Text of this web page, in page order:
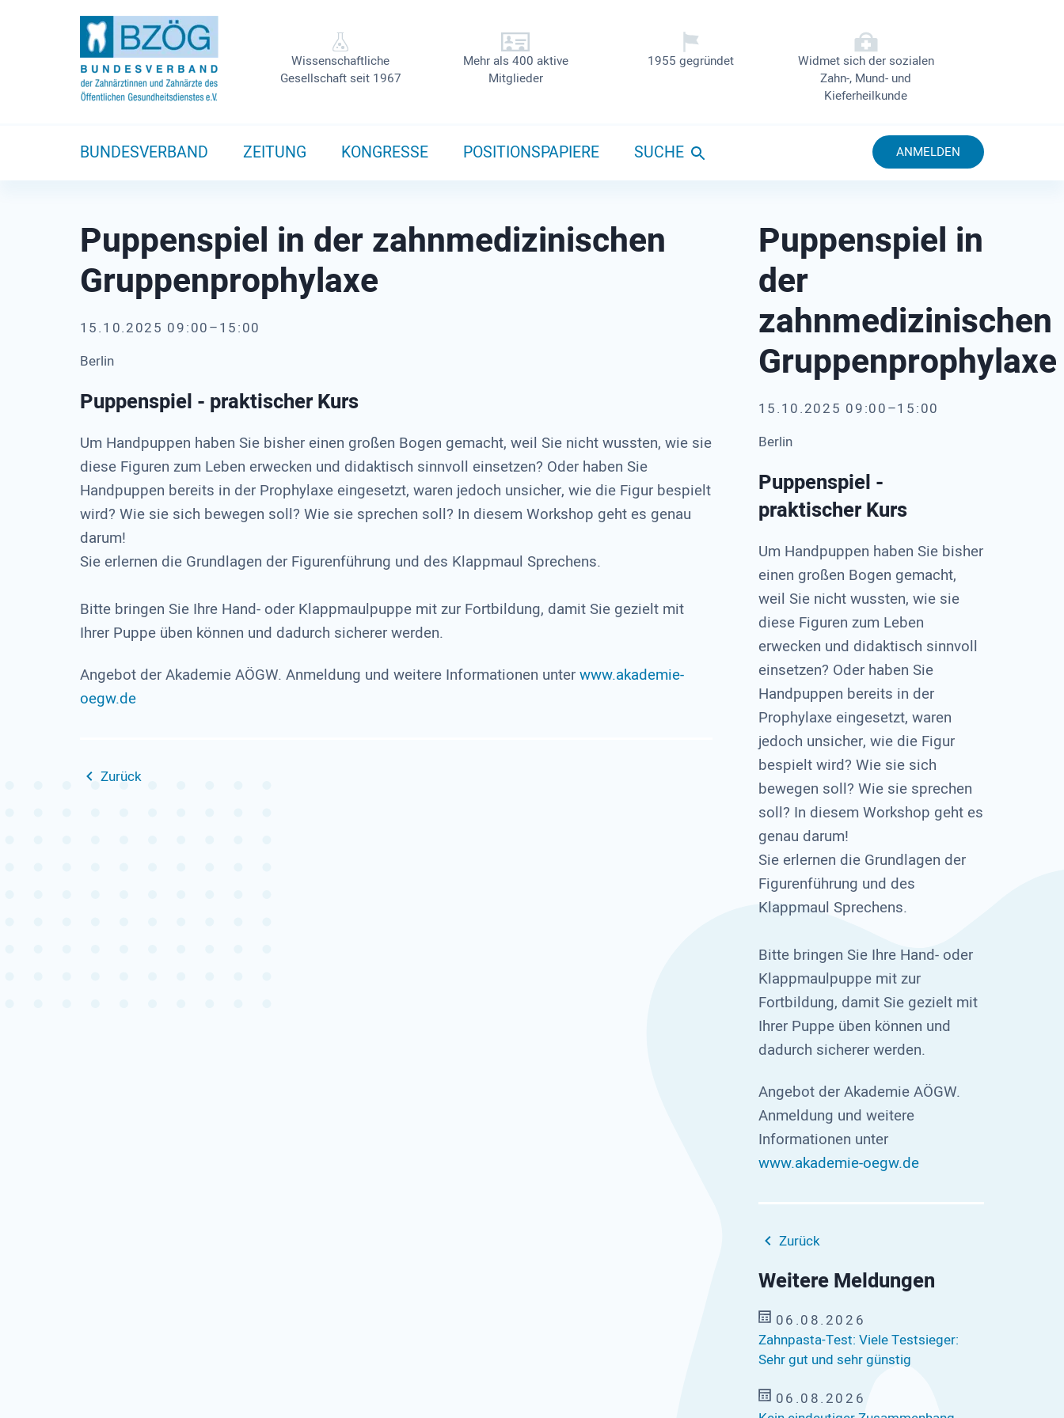
Wissenschaftliche
Gesellschaft seit 1967
Mehr als 400 aktive
Mitglieder
1955 gegründet
Widmet sich der sozialen
Zahn-, Mund- und
Kieferheilkunde
BUNDESVERBAND ZEITUNG KONGRESSE POSITIONSPAPIERE SUCHE ANMELDEN
Puppenspiel in der zahnmedizinischen
Gruppenprophylaxe
15.10.2025 09:00–15:00
Berlin
Puppenspiel - praktischer Kurs
Um Handpuppen haben Sie bisher einen großen Bogen gemacht, weil Sie nicht wussten, wie sie
diese Figuren zum Leben erwecken und didaktisch sinnvoll einsetzen? Oder haben Sie
Handpuppen bereits in der Prophylaxe eingesetzt, waren jedoch unsicher, wie die Figur bespielt
wird? Wie sie sich bewegen soll? Wie sie sprechen soll? In diesem Workshop geht es genau
darum!
Sie erlernen die Grundlagen der Figurenführung und des Klappmaul Sprechens.
Bitte bringen Sie Ihre Hand- oder Klappmaulpuppe mit zur Fortbildung, damit Sie gezielt mit
Ihrer Puppe üben können und dadurch sicherer werden.
Angebot der Akademie AÖGW. Anmeldung und weitere Informationen unterwww.akademie-
oegw.de
Zurück
Puppenspiel in
der
zahnmedizinischen
Gruppenprophylaxe
15.10.2025 09:00–15:00
Berlin
Puppenspiel -
praktischer Kurs
Um Handpuppen haben Sie bisher
einen großen Bogen gemacht,
weil Sie nicht wussten, wie sie
diese Figuren zum Leben
erwecken und didaktisch sinnvoll
einsetzen? Oder haben Sie
Handpuppen bereits in der
Prophylaxe eingesetzt, waren
jedoch unsicher, wie die Figur
bespielt wird? Wie sie sich
bewegen soll? Wie sie sprechen
soll? In diesem Workshop geht es
genau darum!
Sie erlernen die Grundlagen der
Figurenführung und des
Klappmaul Sprechens.
Bitte bringen Sie Ihre Hand- oder
Klappmaulpuppe mit zur
Fortbildung, damit Sie gezielt mit
Ihrer Puppe üben können und
dadurch sicherer werden.
Angebot der Akademie AÖGW.
Anmeldung und weitere
Informationen unter
www.akademie-oegw.de
Zurück
Weitere Meldungen
06.08.2026
Zahnpasta-Test: Viele Testsieger:
Sehr gut und sehr günstig
06.08.2026